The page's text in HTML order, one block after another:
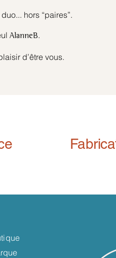
hors “paires”.
AlanneB.
d’être vous.